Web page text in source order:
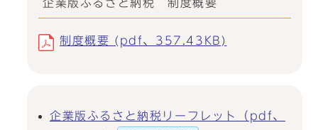
企業版ふるさと納税 制度概要
制度概要 (pdf、357.43KB)
企業版ふるさと納税リーフレット（pdf、